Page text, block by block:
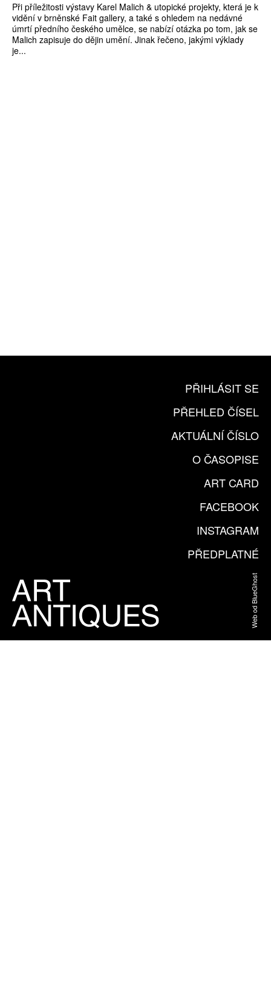
Při příležitosti výstavy Karel Malich & utopické projekty, která je k
vidění v brněnské Fait gallery, a také s ohledem na nedávné
úmrtí předního českého umělce, se nabízí otázka po tom, jak se
Malich zapisuje do dějin umění. Jinak řečeno, jakými výklady
je...
PŘIHLÁSIT SE
PŘEHLED ČÍSEL
AKTUÁLNÍ ČÍSLO
O ČASOPISE
ART CARD
FACEBOOK
INSTAGRAM
PŘEDPLATNÉ
Web od BlueGhost